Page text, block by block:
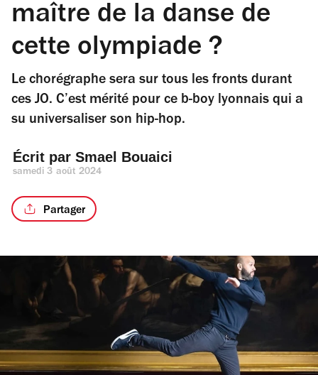
maître de la danse de
cette olympiade ?
Le chorégraphe sera sur tous les fronts durant
ces JO. C’est mérité pour ce b-boy lyonnais qui a
su universaliser son hip-hop.
Écrit par Smael Bouaici
samedi 3 août 2024
Partager